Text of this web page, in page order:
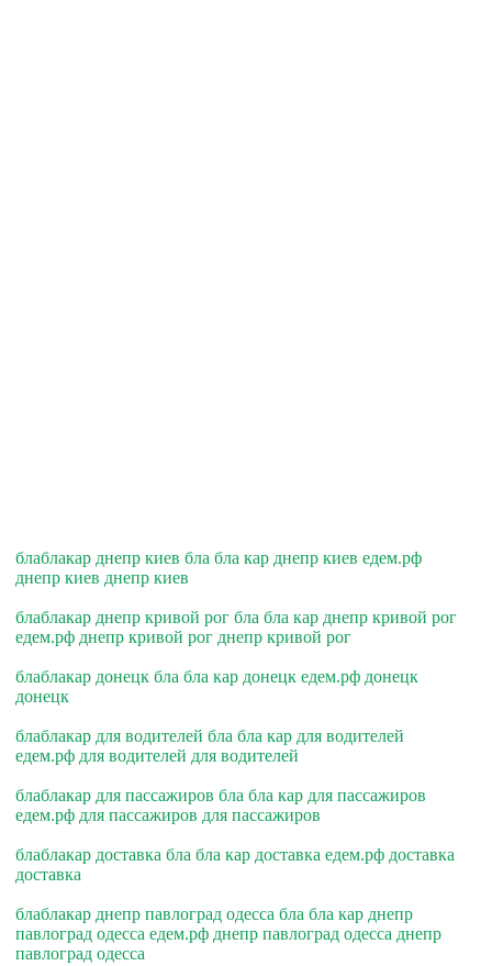
блаблакар днепр киев бла бла кар днепр киев едем.рф
днепр киев днепр киев
блаблакар днепр кривой рог бла бла кар днепр кривой рог
едем.рф днепр кривой рог днепр кривой рог
блаблакар донецк бла бла кар донецк едем.рф донецк
донецк
блаблакар для водителей бла бла кар для водителей
едем.рф для водителей для водителей
блаблакар для пассажиров бла бла кар для пассажиров
едем.рф для пассажиров для пассажиров
блаблакар доставка бла бла кар доставка едем.рф доставка
доставка
блаблакар днепр павлоград одесса бла бла кар днепр
павлоград одесса едем.рф днепр павлоград одесса днепр
павлоград одесса